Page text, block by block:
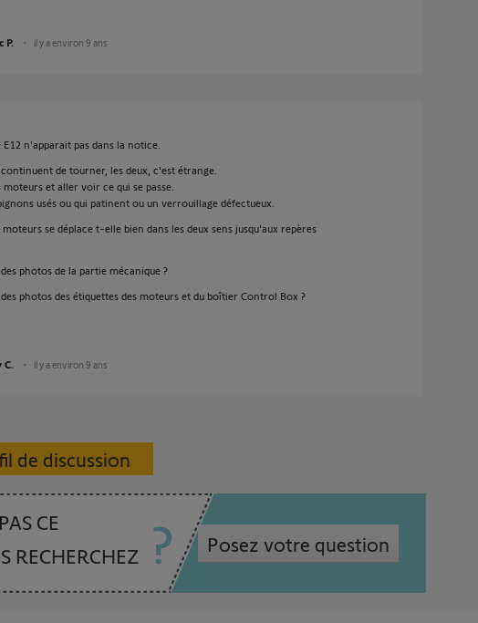
P. il y a environ 9 ans
n'apparait pas dans la notice.
de tourner, les deux, c'est étrange.
et aller voir ce qui se passe.
usés ou qui patinent ou un verrouillage défectueux.
se déplace t-elle bien dans les deux sens jusqu'aux repères
photos de la partie mécanique ?
photos des étiquettes des moteurs et du boîtier Control Box ?
C. il y a environ 9 ans
de discussion
CE
RECHERCHEZ
Posez votre question